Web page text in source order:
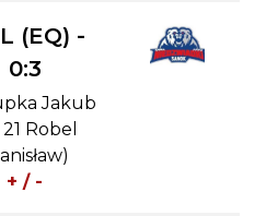
(EQ) -
0:3
Jakub
21 Robel
+ / -